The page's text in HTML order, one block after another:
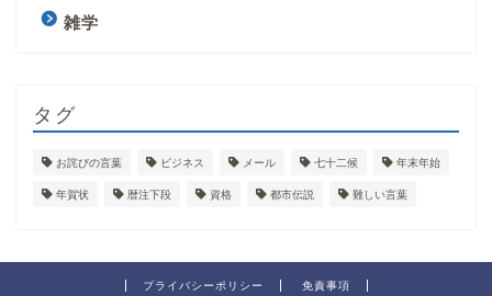
雑学
タグ
お詫びの言葉 ビジネス メール 七十二候 年末年始
年賀状 暦注下段 資格 都市伝説 難しい言葉
プライバシーポリシー 免責事項